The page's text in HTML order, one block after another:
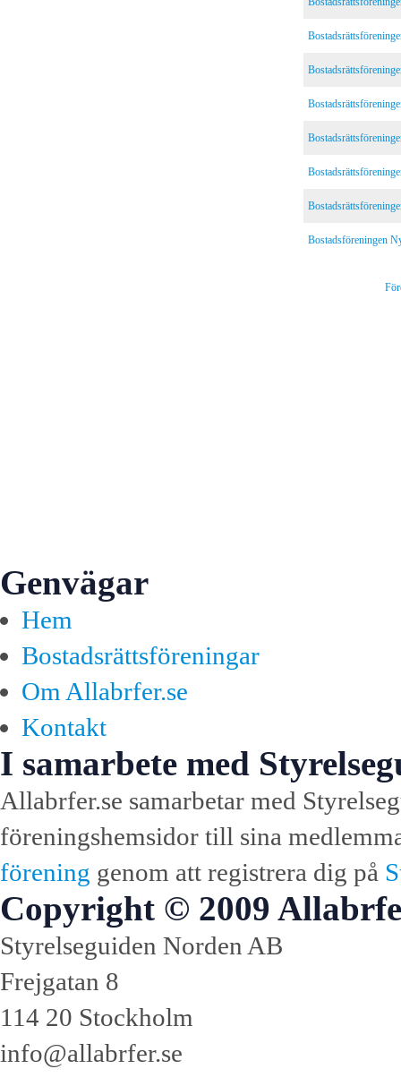
Bostadsföreningen
Genvägar
Hem
Bostadsrättsföreningar
Om Allabrfer.se
Kontakt
I samarbete med
Allabrfer.se samarbetar med
föreningshemsidor till sina
förening genom att registrera dig på
Copyright © 2009
Styrelseguiden Norden AB
Frejgatan 8
114 20 Stockholm
info@allabrfer.se